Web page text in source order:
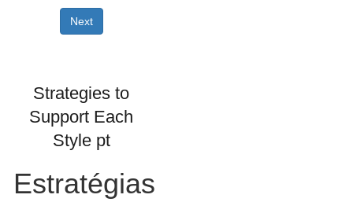
Next
Strategies to
Support Each
Style pt
Estratégias